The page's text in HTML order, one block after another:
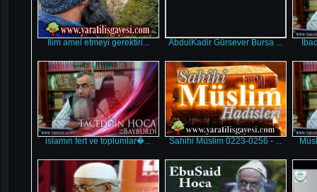
İlim amel etmeyi gerektiri... AbdulKadir Gürsever Bursa ...
islamın fert ve toplumlar�... Sahihi Müslim 0223-0256 - ...